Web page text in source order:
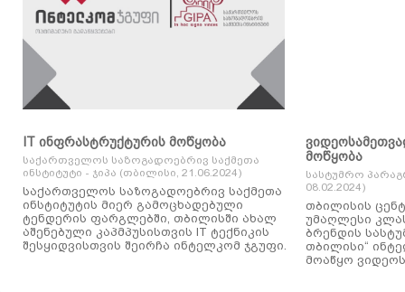
IT ინფრასტრუქტურის მოწყობა
საქართველოს საზოგადოებრივ საქმეთა
ინსტიტუტი - ჯიპა (თბილისი, 21.06.2024)
საქართველოს საზოგადოებრივ საქმეთა
ინსტიტუტის მიერ გამოცხადებული
ტენდერის ფარგლებში, თბილისში ახალ
აშენებული კაპმპუსისთვის IT ტექნიკის
შესყიდვისთვის შეირჩა ინტელკომ ჯგუფი.
მოწყობა
სასტუმრო
08.02.2024)
თბილისის
უმაღლესი
ბრენდის
თბილისი“
მოაწყო